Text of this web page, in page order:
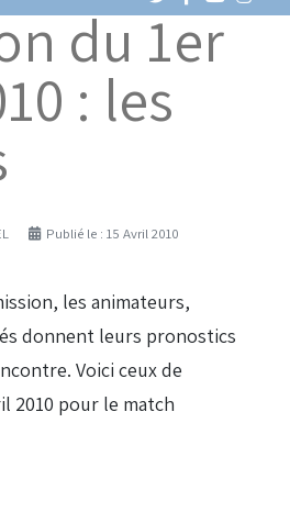
du 1er
: les
Publié le : 15 Avril 2010
les animateurs,
donnent leurs pronostics
Voici ceux de
2010 pour le match